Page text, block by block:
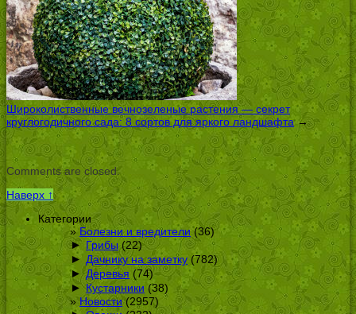
Широколиственные вечнозеленые растения — секрет
круглогодичного сада: 8 сортов для яркого ландшафта→
Comments are closed.
Наверх ↑
Категории
Болезни и вредители(36)
► Грибы(22)
► Дачнику на заметку (782)
► Деревья (74)
► Кустарники (38)
Новости(2957)